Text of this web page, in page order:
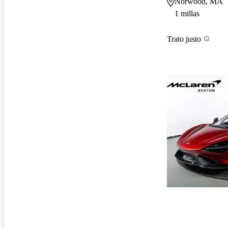
1 millas
Trato justo